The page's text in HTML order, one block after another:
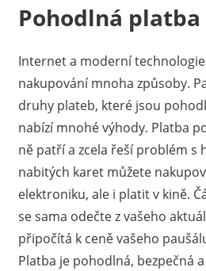
nevede
nejlépe.
Pohodlná
Internet a moderní
nakupování mnoha způsoby.
druhy plateb, které jsou
nabízí mnohé výhody. Platba
ně patří a zcela řeší problém s
nabitých karet můžete
elektroniku, ale i platit v kině.
se sama odečte z vašeho
připočítá k ceně vašeho
Platba je pohodlná, bezpečná